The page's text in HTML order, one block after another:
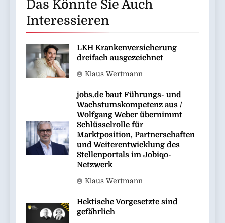
Das Könnte Sie Auch
Interessieren
LKH Krankenversicherung
dreifach ausgezeichnet
Klaus Wertmann
jobs.de baut Führungs- und
Wachstumskompetenz aus /
Wolfgang Weber übernimmt
Schlüsselrolle für
Marktposition, Partnerschaften
und Weiterentwicklung des
Stellenportals im Jobiqo-
Netzwerk
Klaus Wertmann
Hektische Vorgesetzte sind
gefährlich